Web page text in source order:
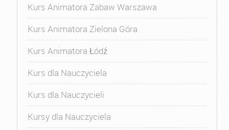
Kurs Animatora Zabaw Warszawa
Kurs Animatora Zielona Góra
Kurs Animatora Łódź
Kurs dla Nauczyciela
Kurs dla Nauczycieli
Kursy dla Nauczyciela